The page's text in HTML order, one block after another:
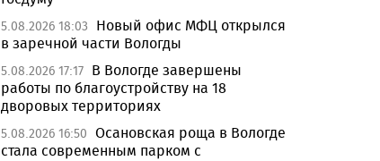
5.08.2026 18:03
Новый офис МФЦ открылся
в заречной части Вологды
5.08.2026 17:17 В Вологде завершены
работы по благоустройству на 18
дворовых территориях
5.08.2026 16:50 Осановская роща в Вологде
стала современным парком с